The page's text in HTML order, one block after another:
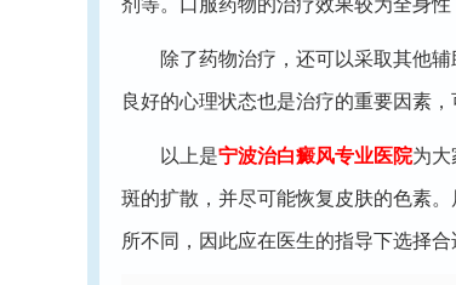
剂等。口服药物的治疗效果较为全身
除了药物治疗，还可以采取其他辅
良好的心理状态也是治疗的重要因素
以上是宁波治白癜风专业医院为大
斑的扩散，并尽可能恢复皮肤的色素
所不同，因此应在医生的指导下选择